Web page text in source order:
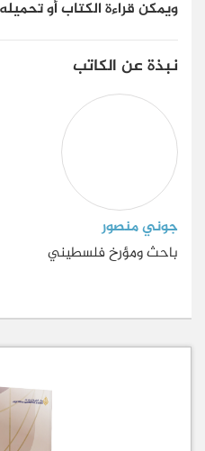
ويمكن قراءة الكتاب أو
نبذة عن الكاتب
جوني منصور
باحث ومؤرخ فلسطيني